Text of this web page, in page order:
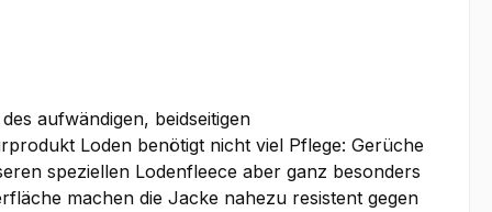
aufwändigen, beidseitigen
Loden benötigt nicht viel Pflege: Gerüche
speziellen Lodenfleece aber ganz besonders
machen die Jacke nahezu resistent gegen